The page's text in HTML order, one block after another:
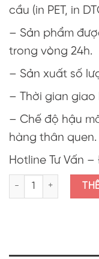
cầu (in PET, in
– Sản phẩm
trong vòng 24h.
– Sản xuất số
– Thời gian giao
– Chế độ hậu
hàng thân quen.
Hotline Tư Vấn
Áo thun polo mầm